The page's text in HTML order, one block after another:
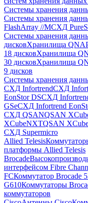
Системы хранения
Системы хранения
FlashArray //MСХД
Системы хранения
дисковХранилища
18 дисковХранилища
30 дисковХранилища
9 дисков
Системы хранения
СХД InfortrendСХД
EonStor DSСХД
GSeСХД Infortrend
СХД QSANQSAN
XCubeNXTQSAN
СХД Supermicro
Allied Telesis
платформы Allied Telesis
Brocade
интерфейсом Fibre
FCКоммутатор Brocade
G610Коммутаторы
коммутаторов